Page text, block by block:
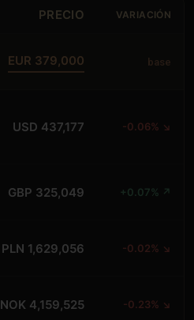
PRECIO VARIACIÓN
EUR 379,000 base
USD 437,177 -0.06% ↘
GBP 325,049 +0.07% ↗
PLN 1,629,056 -0.02% ↘
NOK 4,159,525 -0.23% ↘